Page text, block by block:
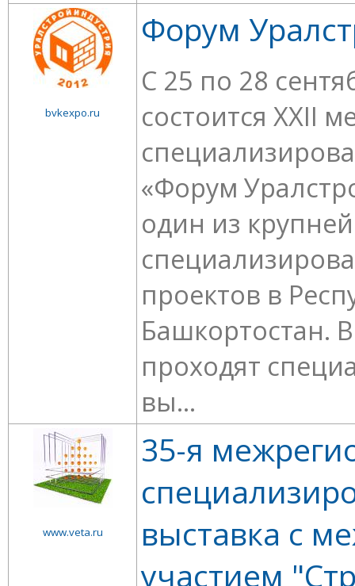
bvkexpo.ru
Форум
С 25 по 28
состоится XXII
«Форум
один из
проектов в
Башкортостан.
проходят
вы...
www.veta.ru
35-я
выставка с
участием